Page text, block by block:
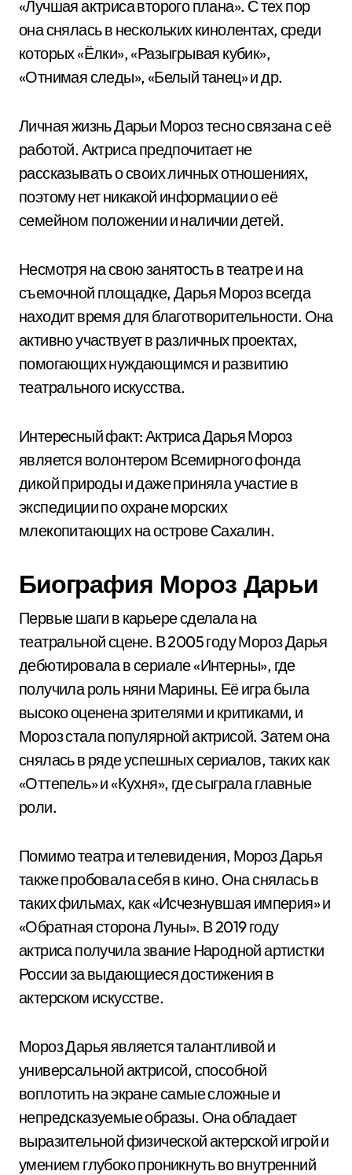
«Лучшая актриса второго плана». С тех пор
она снялась в нескольких кинолентах, среди
которых «Ёлки», «Разыгрывая кубик»,
«Отнимая следы», «Белый танец» и др.
Личная жизнь Дарьи Мороз тесно связана с её
работой. Актриса предпочитает не
рассказывать о своих личных отношениях,
поэтому нет никакой информации о её
семейном положении и наличии детей.
Несмотря на свою занятость в театре и на
съемочной площадке, Дарья Мороз всегда
находит время для благотворительности. Она
активно участвует в различных проектах,
помогающих нуждающимся и развитию
театрального искусства.
Интересный факт: Актриса Дарья Мороз
является волонтером Всемирного фонда
дикой природы и даже приняла участие в
экспедиции по охране морских
млекопитающих на острове Сахалин.
Биография Мороз Дарьи
Первые шаги в карьере сделала на
театральной сцене. В 2005 году Мороз Дарья
дебютировала в сериале «Интерны», где
получила роль няни Марины. Её игра была
высоко оценена зрителями и критиками, и
Мороз стала популярной актрисой. Затем она
снялась в ряде успешных сериалов, таких как
«Оттепель» и «Кухня», где сыграла главные
роли.
Помимо театра и телевидения, Мороз Дарья
также пробовала себя в кино. Она снялась в
таких фильмах, как «Исчезнувшая империя» и
«Обратная сторона Луны». В 2019 году
актриса получила звание Народной артистки
России за выдающиеся достижения в
актерском искусстве.
Мороз Дарья является талантливой и
универсальной актрисой, способной
воплотить на экране самые сложные и
непредсказуемые образы. Она обладает
выразительной физической актерской игрой и
умением глубоко проникнуть во внутренний